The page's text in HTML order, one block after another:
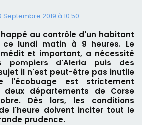
Septembre 2019 à 10:50
au contrôle d'un habitant
ce lundi matin à 9 heures. Le
et important, a nécessité
pompiers d'Aleria puis des
il n'est peut-être pas inutile
l'écobuage est strictement
départements de Corse
Dès lors, les conditions
l'heure doivent inciter tout le
prudence.